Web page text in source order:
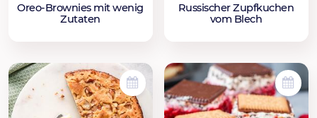
Oreo-Brownies mit wenig
Zutaten
Russischer Zupfkuchen
vom Blech